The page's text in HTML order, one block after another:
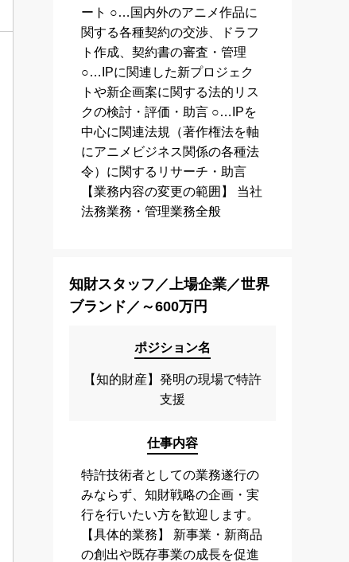
ート ○…国内外のアニメ作品に
関する各種契約の交渉、ドラフ
ト作成、契約書の審査・管理
○…IPに関連した新プロジェク
トや新企画案に関する法的リス
クの検討・評価・助言 ○…IPを
中心に関連法規（著作権法を軸
にアニメビジネス関係の各種法
令）に関するリサーチ・助言
【業務内容の変更の範囲】 当社
法務業務・管理業務全般
知財スタッフ／上場企業／世界
ブランド／～600万円
ポジション名
【知的財産】発明の現場で特許
支援
仕事内容
特許技術者としての業務遂行の
みならず、知財戦略の企画・実
行を行いたい方を歓迎します。
【具体的業務】 新事業・新商品
の創出や既存事業の成長を促進